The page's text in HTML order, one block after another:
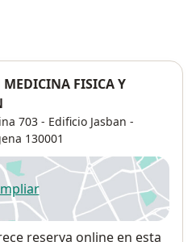
MEDICINA FISICA Y
703 - Edificio Jasban -
130001
se abre en una nueva
reserva online en esta